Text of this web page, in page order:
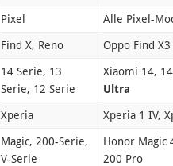
Pixel Alle Pixel-
Find X, Reno Oppo Find
14 Serie, 13
Serie, 12 Serie
Xiaomi 14,
Ultra
Xperia Xperia 1 IV,
Magic, 200-Serie,
V-Serie
Honor Magic
200 Pro